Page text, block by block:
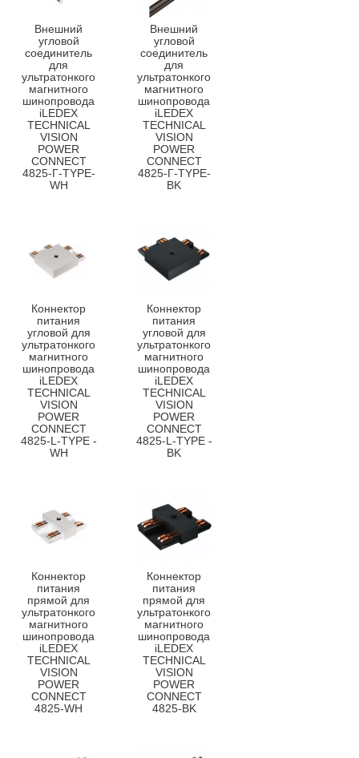
Внешний
угловой
соединитель
для
ультратонкого
магнитного
шинопровода
iLEDEX
TECHNICAL
VISION
POWER
CONNECT
4825-Г-TYPE-
WH
Внешний
угловой
соединитель
для
ультратонкого
магнитного
шинопровода
iLEDEX
TECHNICAL
VISION
POWER
CONNECT
4825-Г-TYPE-
BK
Коннектор
питания
угловой для
ультратонкого
магнитного
шинопровода
iLEDEX
TECHNICAL
VISION
POWER
CONNECT
4825-L-TYPE -
WH
Коннектор
питания
угловой для
ультратонкого
магнитного
шинопровода
iLEDEX
TECHNICAL
VISION
POWER
CONNECT
4825-L-TYPE -
BK
Коннектор
питания
прямой для
ультратонкого
магнитного
шинопровода
iLEDEX
TECHNICAL
VISION
POWER
CONNECT
4825-WH
Коннектор
питания
прямой для
ультратонкого
магнитного
шинопровода
iLEDEX
TECHNICAL
VISION
POWER
CONNECT
4825-BK